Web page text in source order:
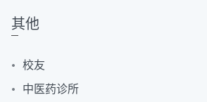
其他
校友
中医药诊所